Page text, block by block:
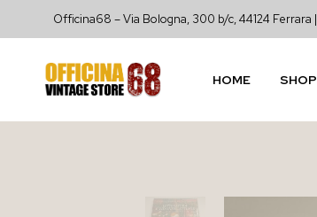
Officina68 – Via Bologna, 300 b/c, 44124 Ferrara |
HOME SHOP